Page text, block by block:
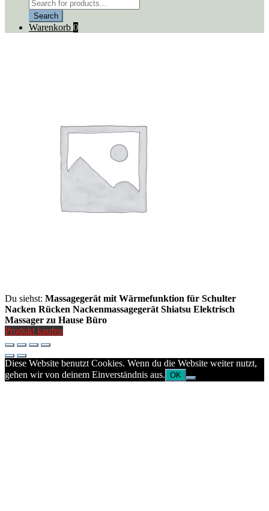
search
Search
Warenkorb 0
Du siehst: Massagegerät mit Wärmefunktion für Schulter
Nacken Rücken Nackenmassagegerät Shiatsu Elektrisch
Massager zu Hause Büro
Produkt kaufen
Diese Website benutzt Cookies. Wenn du die Website weiter nutzt,
gehen wir von deinem Einverständnis aus. OK